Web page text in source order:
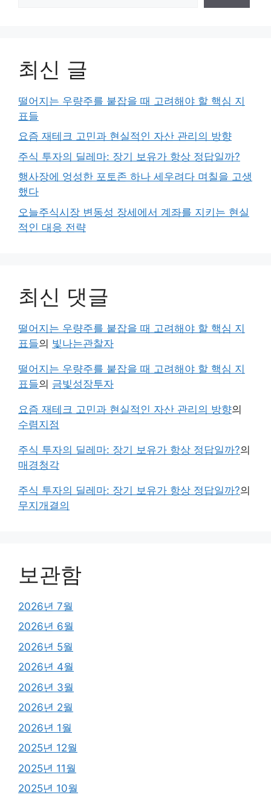
최신 글
떨어지는 우량주를 붙잡을 때 고려해야 할 핵심 지
표들
요즘 재테크 고민과 현실적인 자산 관리의 방향
주식 투자의 딜레마: 장기 보유가 항상 정답일까?
행사장에 엉성한 포토존 하나 세우려다 며칠을 고생
했다
오늘주식시장 변동성 장세에서 계좌를 지키는 현실
적인 대응 전략
최신 댓글
떨어지는 우량주를 붙잡을 때 고려해야 할 핵심 지
표들의 빛나는관찰자
떨어지는 우량주를 붙잡을 때 고려해야 할 핵심 지
표들의 금빛성장투자
요즘 재테크 고민과 현실적인 자산 관리의 방향의
수렴지점
주식 투자의 딜레마: 장기 보유가 항상 정답일까?의
매경청각
주식 투자의 딜레마: 장기 보유가 항상 정답일까?의
무지개결의
보관함
2026년 7월
2026년 6월
2026년 5월
2026년 4월
2026년 3월
2026년 2월
2026년 1월
2025년 12월
2025년 11월
2025년 10월